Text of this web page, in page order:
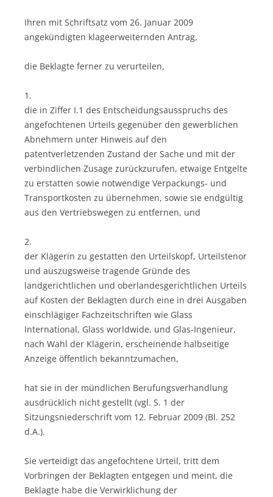
Ihren mit Schriftsatz vom 26. Januar 2009
angekündigten klageerweiternden Antrag,
die Beklagte ferner zu verurteilen,
1.
die in Ziffer I.1 des Entscheidungsausspruchs des
angefochtenen Urteils gegenüber den gewerblichen
Abnehmern unter Hinweis auf den
patentverletzenden Zustand der Sache und mit der
verbindlichen Zusage zurückzurufen, etwaige Entgelte
zu erstatten sowie notwendige Verpackungs- und
Transportkosten zu übernehmen, sowie sie endgültig
aus den Vertriebswegen zu entfernen, und
2.
der Klägerin zu gestatten den Urteilskopf, Urteilstenor
und auszugsweise tragende Gründe des
landgerichtlichen und oberlandesgerichtlichen Urteils
auf Kosten der Beklagten durch eine in drei Ausgaben
einschlägiger Fachzeitschriften wie Glass
International, Glass worldwide, und Glas-Ingenieur,
nach Wahl der Klägerin, erscheinende halbseitige
Anzeige öffentlich bekanntzumachen,
hat sie in der mündlichen Berufungsverhandlung
ausdrücklich nicht gestellt (vgl. S. 1 der
Sitzungsniederschrift vom 12. Februar 2009 (Bl. 252
d.A.).
Sie verteidigt das angefochtene Urteil, tritt dem
Vorbringen der Beklagten entgegen und meint, die
Beklagte habe die Verwirklichung der